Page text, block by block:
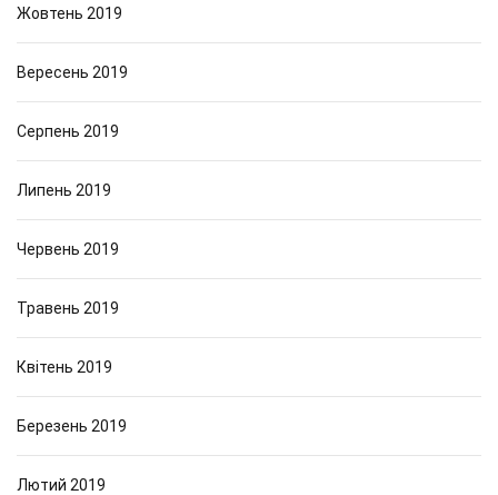
Жовтень 2019
Вересень 2019
Серпень 2019
Липень 2019
Червень 2019
Травень 2019
Квітень 2019
Березень 2019
Лютий 2019